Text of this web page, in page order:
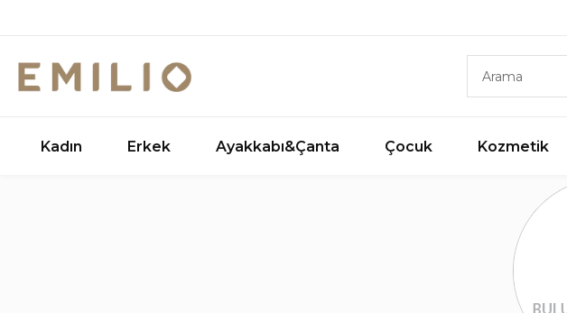
Kadın Erkek Ayakkabı&Çanta Çocuk Kozmetik